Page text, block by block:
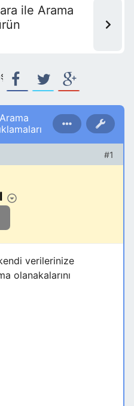
ile Arama
#1
verilerinize
olanakalarını